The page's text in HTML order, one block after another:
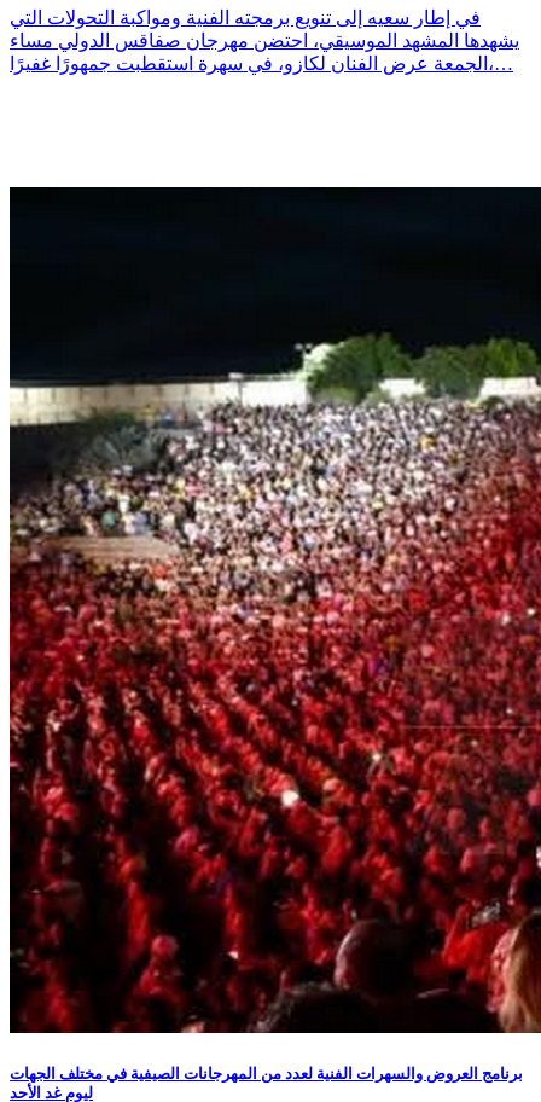
في إطار سعيه إلى تنويع برمجته الفنية ومواكبة التحولات التي
يشهدها المشهد الموسيقي، احتضن مهرجان صفاقس الدولي مساء
الجمعة عرض الفنان لكازو، في سهرة استقطبت جمهورًا غفيرًا،…
برنامج العروض والسهرات الفنية لعدد من المهرجانات الصيفية في مختلف الجهات
ليوم غد الأحد